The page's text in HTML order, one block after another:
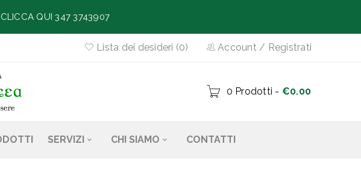
Account/ Registrati
Lista dei desideri (0)
0 Prodotti - €0.00
SERVIZI CHI SIAMO CONTATTI
CLICCA QUI 347 3743907